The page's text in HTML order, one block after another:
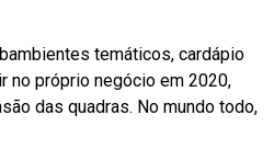
temáticos, cardápio
no próprio negócio em 2020,
das quadras. No mundo todo,